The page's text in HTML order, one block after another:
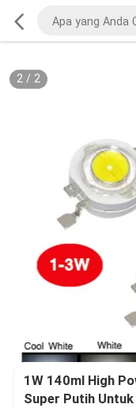
2/ 2
1W 140ml High
Super Putih